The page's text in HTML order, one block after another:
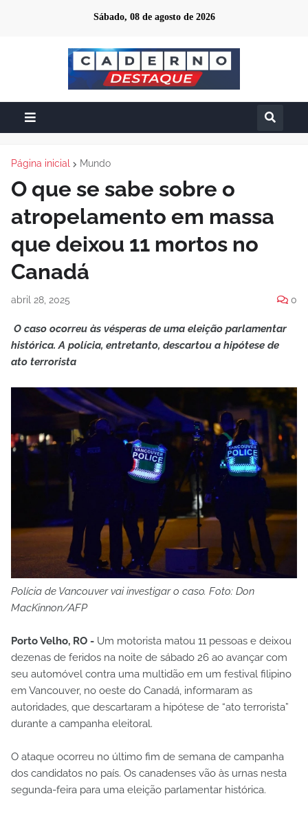
Sábado, 08 de agosto de 2026
Página inicial Mundo
O que se sabe sobre o
atropelamento em massa
que deixou 11 mortos no
Canadá
abril 28, 2025 0
O caso ocorreu às vésperas de uma eleição parlamentar
histórica. A polícia, entretanto, descartou a hipótese de
ato terrorista
Polícia de Vancouver vai investigar o caso. Foto: Don
MacKinnon/AFP
Porto Velho, RO - Um motorista matou 11 pessoas e deixou
dezenas de feridos na noite de sábado 26 ao avançar com
seu automóvel contra uma multidão em um festival filipino
em Vancouver, no oeste do Canadá, informaram as
autoridades, que descartaram a hipótese de “ato terrorista”
durante a campanha eleitoral.
O ataque ocorreu no último fim de semana de campanha
dos candidatos no país. Os canadenses vão às urnas nesta
segunda-feira para uma eleição parlamentar histórica.